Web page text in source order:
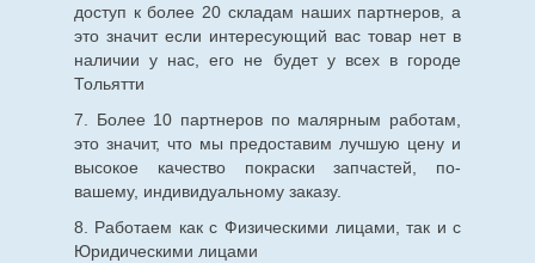
доступ к более 20 складам наших партнеров, а
это значит если интересующий вас товар нет в
наличии у нас, его не будет у всех в городе
Тольятти
7. Более 10 партнеров по малярным работам,
это значит, что мы предоставим лучшую цену и
высокое качество покраски запчастей, по-
вашему, индивидуальному заказу.
8. Работаем как с Физическими лицами, так и с
Юридическими лицами